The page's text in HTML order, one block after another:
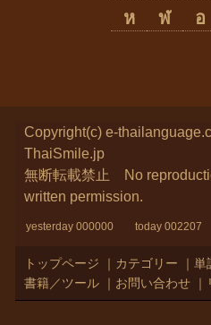
ห
ฬ อ
Copyright(c) e-
ThaiSmile.jp
無断転載禁止 No
written permission.
yesterday 000000 today 002207
トップページ ｜ カテゴリー ｜ 単
書籍／ツール ｜ お問い合わせ ｜